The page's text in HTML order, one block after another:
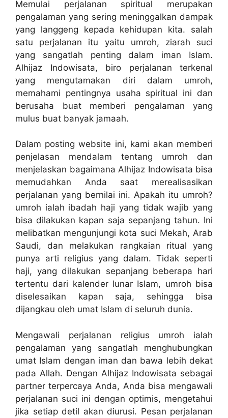
Memulai perjalanan spiritual merupakan
pengalaman yang sering meninggalkan dampak
yang langgeng kepada kehidupan kita. salah
satu perjalanan itu yaitu umroh, ziarah suci
yang sangatlah penting dalam iman Islam.
Alhijaz Indowisata, biro perjalanan terkenal
yang mengutamakan diri dalam umroh,
memahami pentingnya usaha spiritual ini dan
berusaha buat memberi pengalaman yang
mulus buat banyak jamaah.
Dalam posting website ini, kami akan memberi
penjelasan mendalam tentang umroh dan
menjelaskan bagaimana Alhijaz Indowisata bisa
memudahkan Anda saat merealisasikan
perjalanan yang bernilai ini. Apakah itu umroh?
umroh ialah ibadah haji yang tidak wajib yang
bisa dilakukan kapan saja sepanjang tahun. Ini
melibatkan mengunjungi kota suci Mekah, Arab
Saudi, dan melakukan rangkaian ritual yang
punya arti religius yang dalam. Tidak seperti
haji, yang dilakukan sepanjang beberapa hari
tertentu dari kalender lunar Islam, umroh bisa
diselesaikan kapan saja, sehingga bisa
dijangkau oleh umat Islam di seluruh dunia.
Mengawali perjalanan religius umroh ialah
pengalaman yang sangatlah menghubungkan
umat Islam dengan iman dan bawa lebih dekat
pada Allah. Dengan Alhijaz Indowisata sebagai
partner terpercaya Anda, Anda bisa mengawali
perjalanan suci ini dengan optimis, mengetahui
jika setiap detil akan diurusi. Pesan perjalanan